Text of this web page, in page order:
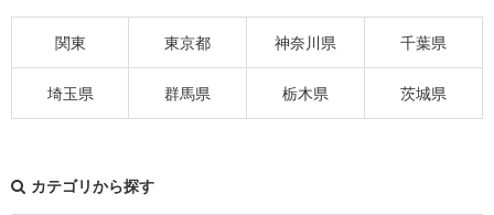
関東 東京都 神奈川県 千葉県
埼玉県 群馬県 栃木県 茨城県
カテゴリから探す